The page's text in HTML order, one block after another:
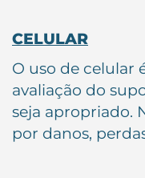
CELULAR
O uso de celular
avaliação do
seja apropriado.
por danos,